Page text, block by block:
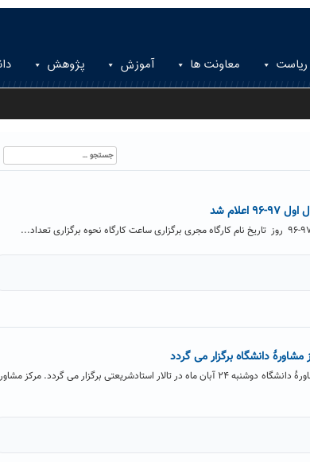
ریاست معاونت ها آموزش پژوهش
جستجو
برای:
شد
دانشگاه برگزار می گردد
همایش"ارتباط: واقعی-مجازی" به همت مرکز مشاورۀ دانشگاه دوشنبه ۲۴ آبان ماه در تالار استادشریعتی برگزار می گردد. مرکز